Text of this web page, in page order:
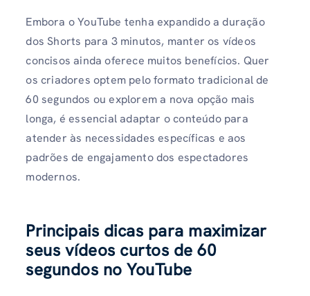
Embora o YouTube tenha expandido a duração
dos Shorts para 3 minutos, manter os vídeos
concisos ainda oferece muitos benefícios. Quer
os criadores optem pelo formato tradicional de
60 segundos ou explorem a nova opção mais
longa, é essencial adaptar o conteúdo para
atender às necessidades específicas e aos
padrões de engajamento dos espectadores
modernos.
Principais dicas para maximizar
seus vídeos curtos de 60
segundos no YouTube